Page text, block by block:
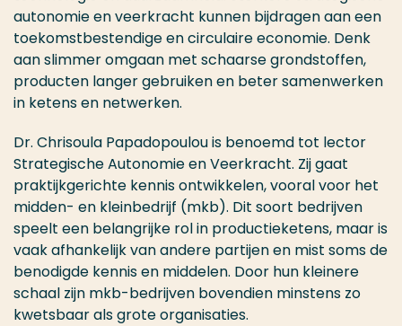
autonomie en veerkracht kunnen bijdragen aan een
toekomstbestendige en circulaire economie. Denk
aan slimmer omgaan met schaarse grondstoffen,
producten langer gebruiken en beter samenwerken
in ketens en netwerken.
Dr. Chrisoula Papadopoulou is benoemd tot lector
Strategische Autonomie en Veerkracht. Zij gaat
praktijkgerichte kennis ontwikkelen, vooral voor het
midden- en kleinbedrijf (mkb). Dit soort bedrijven
speelt een belangrijke rol in productieketens, maar is
vaak afhankelijk van andere partijen en mist soms de
benodigde kennis en middelen. Door hun kleinere
schaal zijn mkb-bedrijven bovendien minstens zo
kwetsbaar als grote organisaties.